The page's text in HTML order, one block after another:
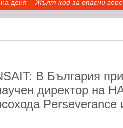
деня Жълт код за опасни
В България
директор на
Perseverance